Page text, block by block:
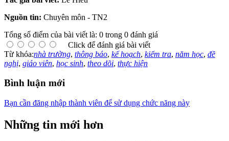
Nguồn tin: Chuyên môn - TN2
Tổng số điểm của bài viết là: 0 trong 0 đánh giá
Click để đánh giá bài viết
Từ khóa:nhà trường, thông báo, kế hoạch, kiểm tra, năm học, đề
nghị, giáo viên, học sinh, theo dõi, thực hiện
Bình luận mới
Bạn cần đăng nhập thành viên để sử dụng chức năng này
Những tin mới hơn